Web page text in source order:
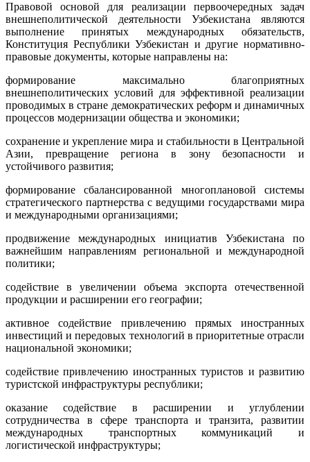
Правовой основой для реализации первоочередных задач
внешнеполитической деятельности Узбекистана являются
выполнение принятых международных обязательств,
Конституция Республики Узбекистан и другие нормативно-
правовые документы, которые направлены на:
формирование максимально благоприятных
внешнеполитических условий для эффективной реализации
проводимых в стране демократических реформ и динамичных
процессов модернизации общества и экономики;
сохранение и укрепление мира и стабильности в Центральной
Азии, превращение региона в зону безопасности и
устойчивого развития;
формирование сбалансированной многоплановой системы
стратегического партнерства с ведущими государствами мира
и международными организациями;
продвижение международных инициатив Узбекистана по
важнейшим направлениям региональной и международной
политики;
содействие в увеличении объема экспорта отечественной
продукции и расширении его географии;
активное содействие привлечению прямых иностранных
инвестиций и передовых технологий в приоритетные отрасли
национальной экономики;
содействие привлечению иностранных туристов и развитию
туристской инфраструктуры республики;
оказание содействие в расширении и углублении
сотрудничества в сфере транспорта и транзита, развитии
международных транспортных коммуникаций и
логистической инфраструктуры;